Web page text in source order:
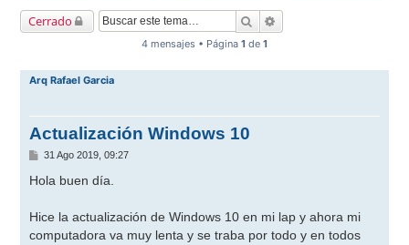
Cerrado Buscar
4 mensajes • Página 1 de 1
Arq Rafael Garcia
Actualización Windows 10
M
n
j
e
31 Ago 2019, 09:27
Hola buen día.
Hice la actualización de Windows 10 en mi lap y ahora mi
computadora va muy lenta y se traba por todo y en todos